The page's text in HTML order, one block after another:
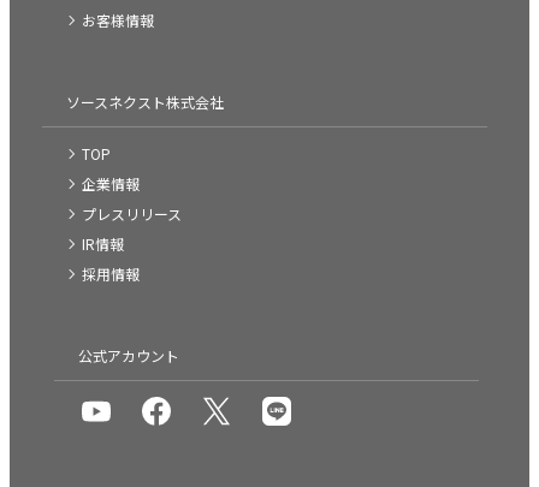
お客様情報
ソースネクスト株式会社
TOP
企業情報
プレスリリース
IR情報
採用情報
公式アカウント